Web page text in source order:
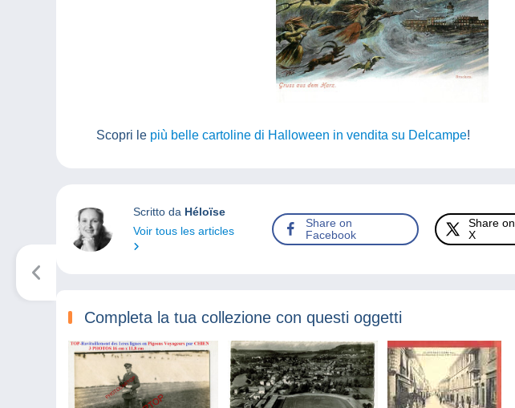
Scopri le più belle cartoline di Halloween in vendita su Delcampe!
Scritto da Héloïse
Voir tous les articles
Share on
Facebook
Share on
X
Completa la tua collezione con questi oggetti